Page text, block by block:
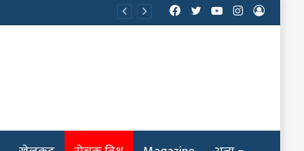
Log
Instagram
YouTube
Twitter
Facebook